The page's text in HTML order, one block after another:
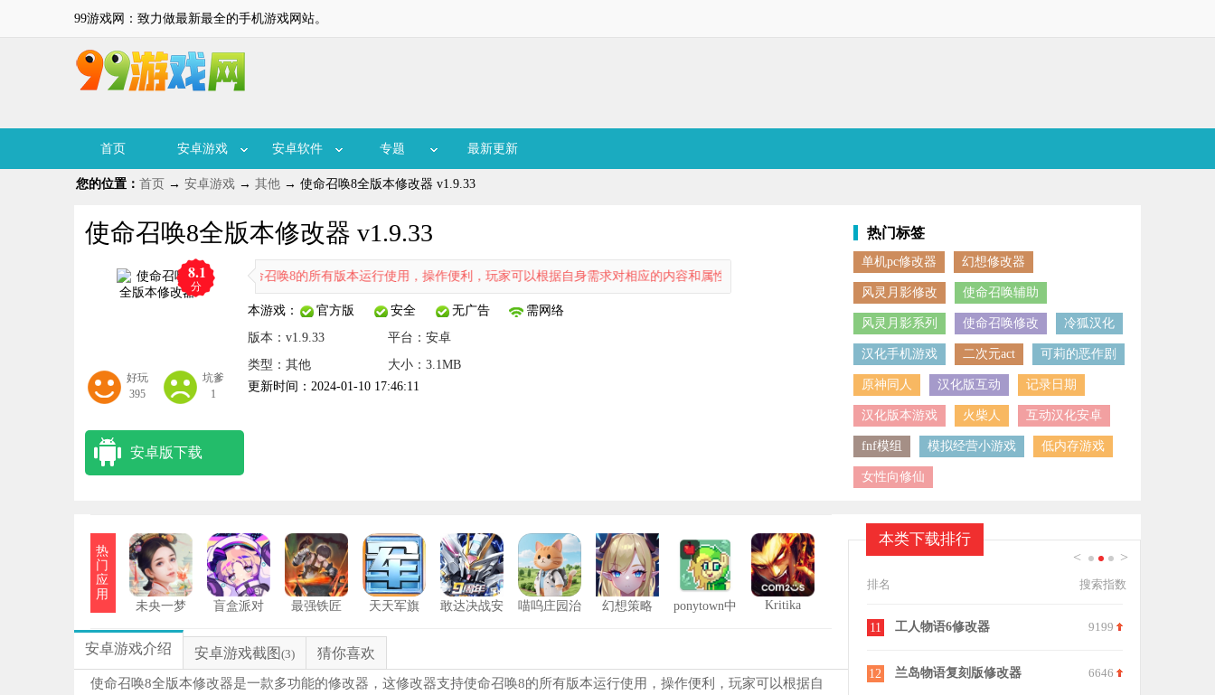
99游戏网：致力做最新最全的手机游戏网站。
首页 安卓游戏 安卓软件 专题 最新更新
您的位置： 首页 → 安卓游戏 → 其他 → 使命召唤8全版本修改器 v1.9.33
使命召唤8全版本修改器 v1.9.33
8.1
分
好玩
395
坑爹
1
款多功能的修改器，这修改器支持使命召唤8的所有版本运行使用，操作便利，玩家可以根据自身需求对相应的内容和属性点进行修改使用，增加自己的游戏体验，度过高难度关卡，感兴趣的小伙伴欢迎点击下载体验
本游戏： 官方版 安全 无广告
需网络
版本：v1.9.33
平台： 安卓
类型：其他
大小：3.1MB
更新时间：2024-01-10 17:46:11
安卓版下载
热门标签
单机pc修改器 幻想修改器
风灵月影修改 使命召唤辅助
风灵月影系列 使命召唤修改 冷狐汉化
汉化手机游戏 二次元act 可莉的恶作剧
原神同人 汉化版互动 记录日期
汉化版本游戏 火柴人 互动汉化安卓
fnf模组 模拟经营小游戏 低内存游戏
女性向修仙
热
门
应
用
未央一梦
盲盒派对 最强铁匠 天天军旗
敢达决战安
喵呜庄园治
幻想策略
ponytown中
Kritika
安卓游戏介绍 安卓游戏截图 (3) 猜你喜欢
使命召唤8全版本修改器是一款多功能的修改器，这修改器支持使命召唤8的所有版本运行使用，操作便利，玩家可以根据自
本类下载排行
< >
排名 搜索指数
2 侠盗猎车手罪恶都市重制版修改器 9018
11 工人物语6修改器 9199
12 兰岛物语复刻版修改器 6646